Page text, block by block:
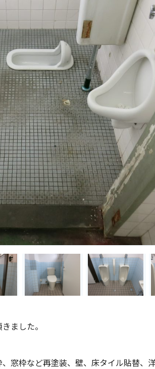
ました。
窓枠など再塗装、壁、床タイル貼替、洋